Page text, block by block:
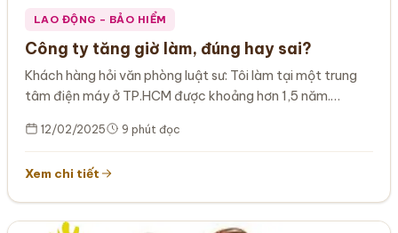
LAO ĐỘNG – BẢO HIỂM
Công ty tăng giờ làm, đúng hay sai?
Khách hàng hỏi văn phòng luật sư: Tôi làm tại một trung
tâm điện máy ở TP.HCM được khoảng hơn 1,5 năm.…
12/02/2025 9 phút đọc
Xem chi tiết